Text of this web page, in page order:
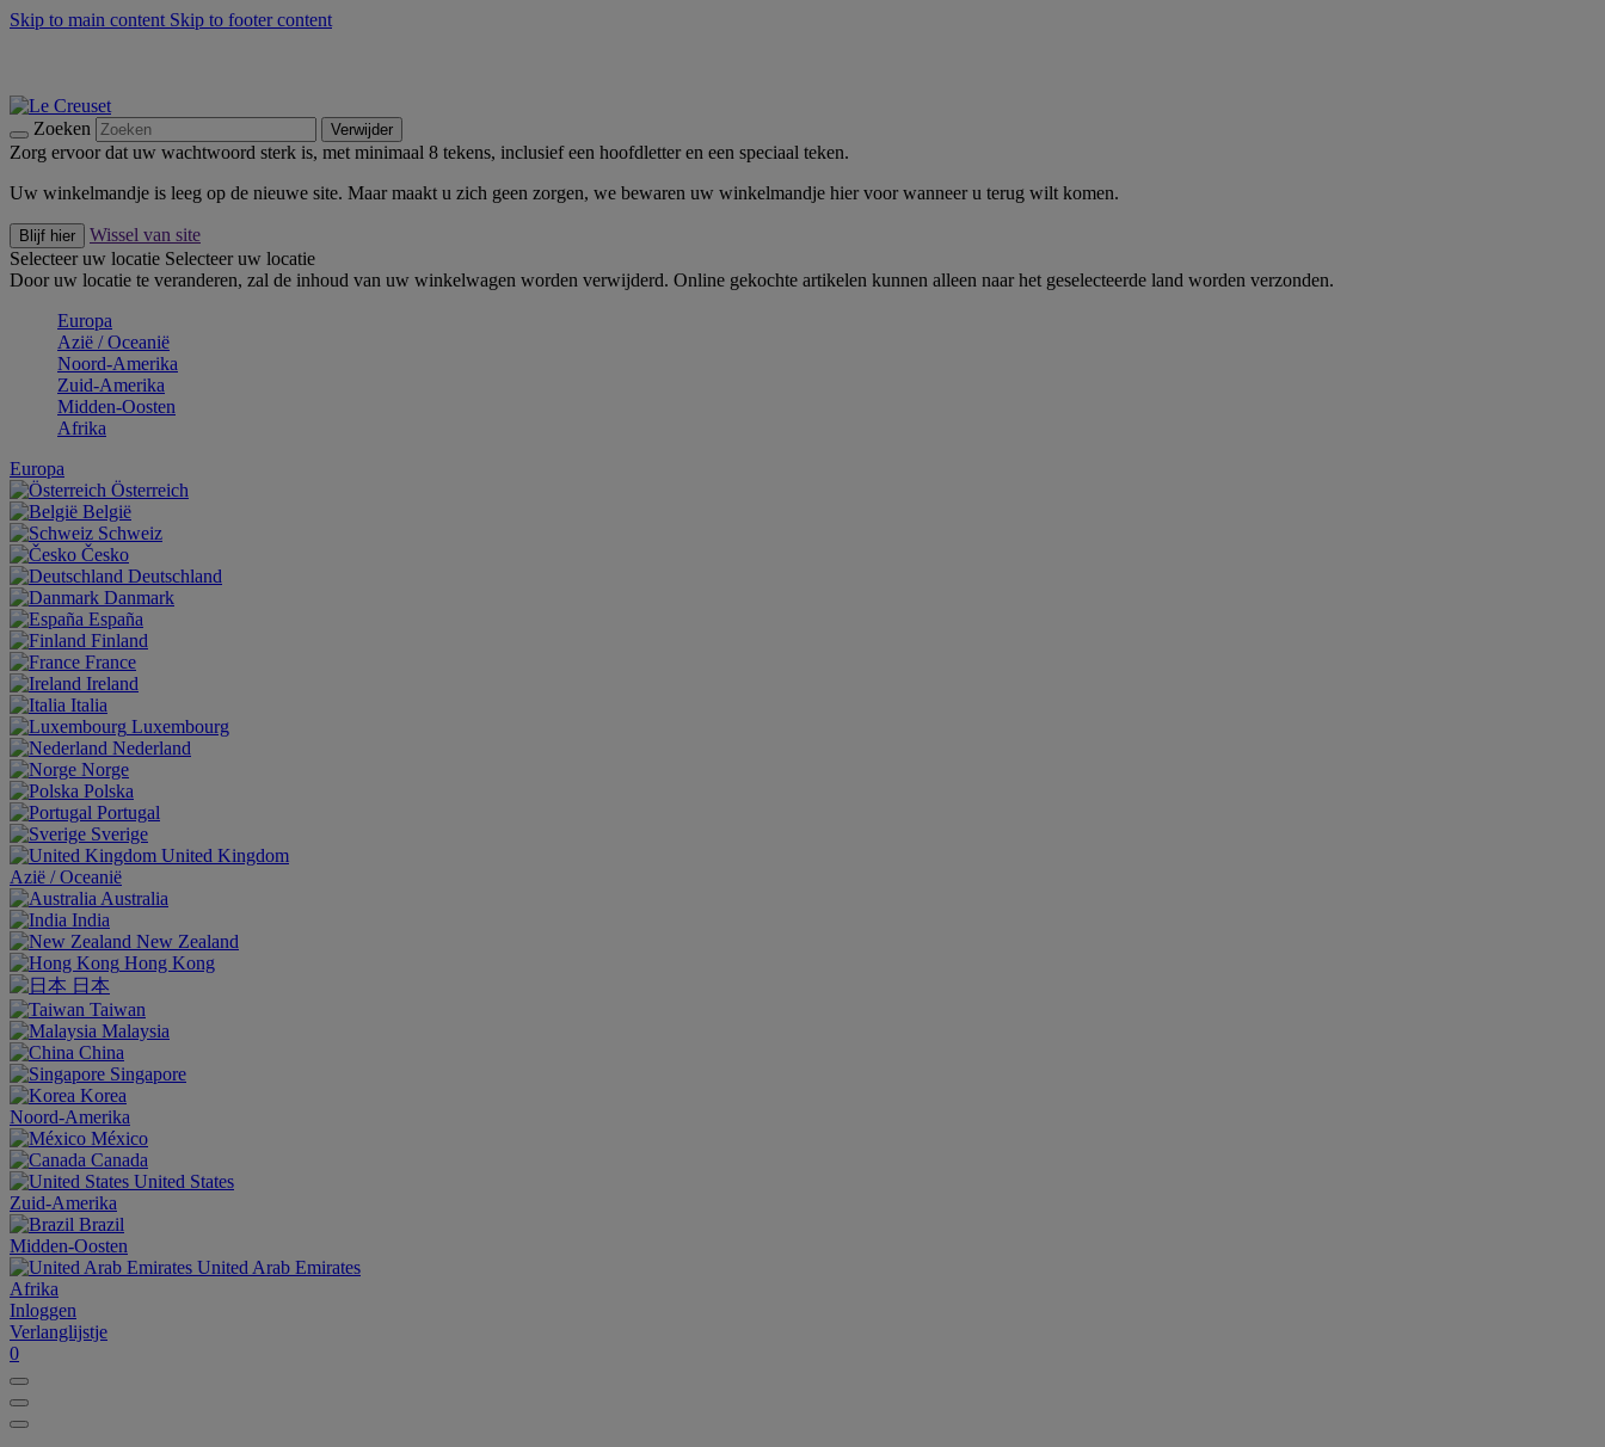
Skip to main content Skip to footer content
Zoeken Verwijder
Zorg ervoor dat uw wachtwoord sterk is, met minimaal 8 tekens, inclusief een hoofdletter en een speciaal teken.
Uw winkelmandje is leeg op de nieuwe site. Maar maakt u zich geen zorgen, we bewaren uw winkelmandje hier voor wanneer u terug wilt komen.
Blijf hier
Wissel van site
Selecteer uw locatie Selecteer uw locatie
Door uw locatie te veranderen, zal de inhoud van uw winkelwagen worden verwijderd. Online gekochte artikelen kunnen alleen naar het geselecteerde land worden verzonden.
Europa
Aziё / Oceaniё
Noord-Amerika
Zuid-Amerika
Midden-Oosten
Afrika
Europa
Österreich
België
Schweiz
Česko
Deutschland
Danmark
España
Finland
France
Ireland
Italia
Luxembourg
Nederland
Norge
Polska
Portugal
Sverige
United Kingdom
Aziё / Oceaniё
Australia
India
New Zealand
Hong Kong
日本
Taiwan
Malaysia
China
Singapore
Korea
Noord-Amerika
México
Canada
United States
Zuid-Amerika
Brazil
Midden-Oosten
United Arab Emirates
Afrika
Inloggen
Verlanglijstje
0